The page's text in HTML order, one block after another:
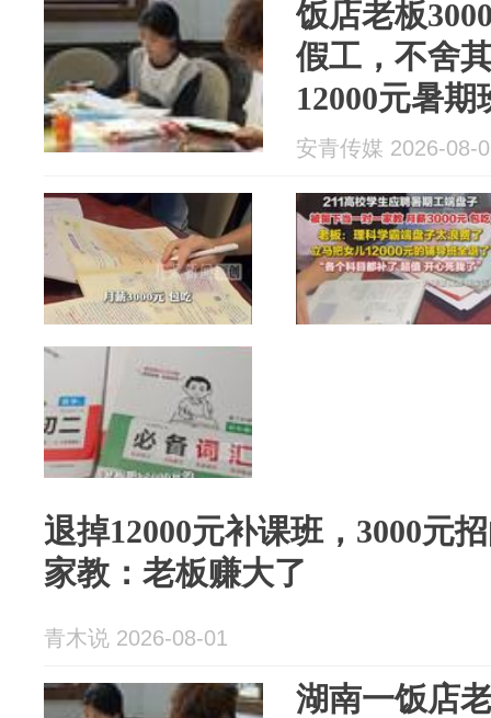
饭店老板
假工，不舍
12000元暑
方“带孩子”
安青传媒 2026-08-
退掉12000元补课班，3000元
家教：老板赚大了
青木说 2026-08-01
湖南一饭店